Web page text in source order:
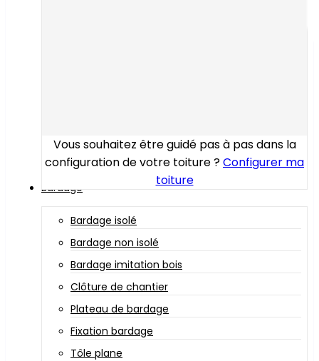
Vous souhaitez être guidé pas à pas dans la
configuration de votre toiture ?Configurer ma
toiture
Bardage
Bardage isolé
Bardage non isolé
Bardage imitation bois
Clôture de chantier
Plateau de bardage
Fixation bardage
Tôle plane